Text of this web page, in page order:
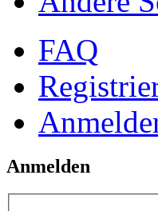
FAQ
Anmelden